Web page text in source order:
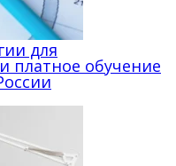
для
платное обучение